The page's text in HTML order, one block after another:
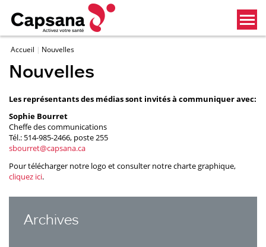
Accueil Nouvelles
Nouvelles
Les représentants des médias sont invités à communiquer avec:
Sophie Bourret
Cheffe des communications
Tél.: 514-985-2466, poste 255
sbourret@capsana.ca
Pour télécharger notre logo et consulter notre charte graphique,
cliquez ici.
Archives